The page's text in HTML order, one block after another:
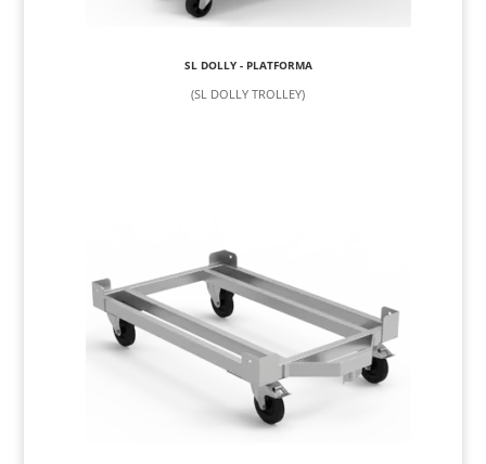
SL DOLLY - PLATFORMA
(SL DOLLY TROLLEY)